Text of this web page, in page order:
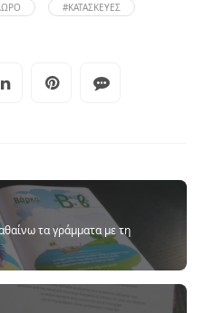
#ΚΑΤΑΣΚΕΥΈΣ
τα γράμματα με τη